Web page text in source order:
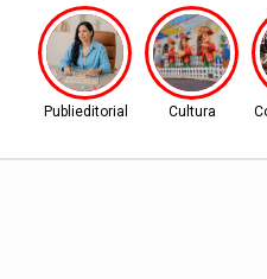
Publieditorial Cultura